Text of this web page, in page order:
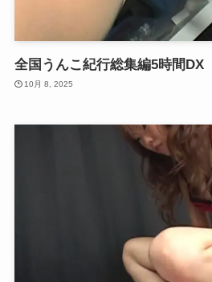
全国うんこ紀行総集編5時間DX
10月 8, 2025